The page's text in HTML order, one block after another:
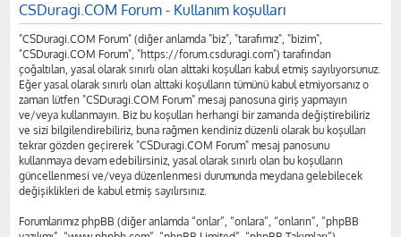
CSDuragi.COM Forum - Kullanım koşulları
"CSDuragi.COM Forum" (diğer anlamda "biz", "tarafımız", "bizim",
"CSDuragi.COM Forum", "https://forum.csduragi.com") tarafından
çoğaltılan, yasal olarak sınırlı olan alttaki koşulları kabul etmiş sayılıyorsunuz.
Eğer yasal olarak sınırlı olan alttaki koşulların tümünü kabul etmiyorsanız o
zaman lütfen "CSDuragi.COM Forum" mesaj panosuna giriş yapmayın
ve/veya kullanmayın. Biz bu koşulları herhangi bir zamanda değiştirebiliriz
ve sizi bilgilendirebiliriz, buna rağmen kendiniz düzenli olarak bu koşulları
tekrar gözden geçirerek "CSDuragi.COM Forum" mesaj panosunu
kullanmaya devam edebilirsiniz, yasal olarak sınırlı olan bu koşulların
güncellenmesi ve/veya düzenlenmesi durumunda meydana gelebilecek
değişiklikleri de kabul etmiş sayılırsınız.
Forumlarımız phpBB (diğer anlamda “onlar”, “onlara”, “onların”, “phpBB